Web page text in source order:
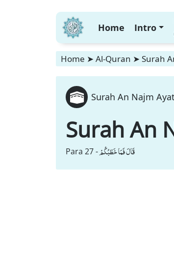
Home Intro
Home ➤ Al-Quran ➤ Surah
Surah An Najm
Surah An
Para 27 -قَالَ فَمَا خَطْبُكُمْ